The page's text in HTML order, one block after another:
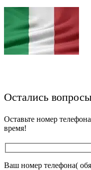
Остались
Оставьте номер
время!
Ваш номер телефона(